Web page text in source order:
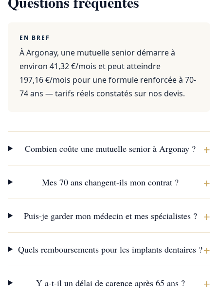
EN BREF
À Argonay, une mutuelle senior démarre à
environ 41,32 €/mois et peut atteindre
197,16 €/mois pour une formule renforcée à 70-
74 ans — tarifs réels constatés sur nos devis.
Combien coûte une mutuelle senior à Argonay ? +
Mes 70 ans changent-ils mon contrat ? +
Puis-je garder mon médecin et mes spécialistes ? +
Quels remboursements pour les implants dentaires ?+
Y a-t-il un délai de carence après 65 ans ? +